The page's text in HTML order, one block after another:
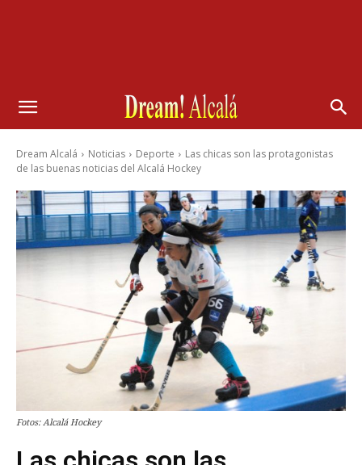
Dream Alcalá Noticias Deporte
Las chicas son las protagonistas
de las buenas noticias del Alcalá Hockey
Fotos: Alcalá Hockey